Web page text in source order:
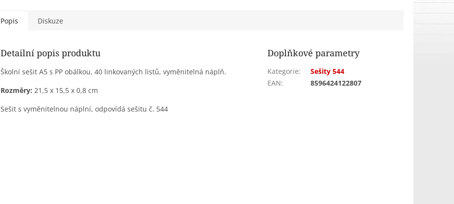
Popis Diskuze
Detailní popis produktu
Školní sešit A5 s PP obálkou, 40 linkovaných listů, vyměnitelná náplň.
Rozměry: 21,5 x 15,5 x 0,8 cm
Sešit s vyměnitelnou náplní, odpovídá sešitu č. 544
Doplňkové parametry
Kategorie:
Sešity 544
EAN: 8596424122807